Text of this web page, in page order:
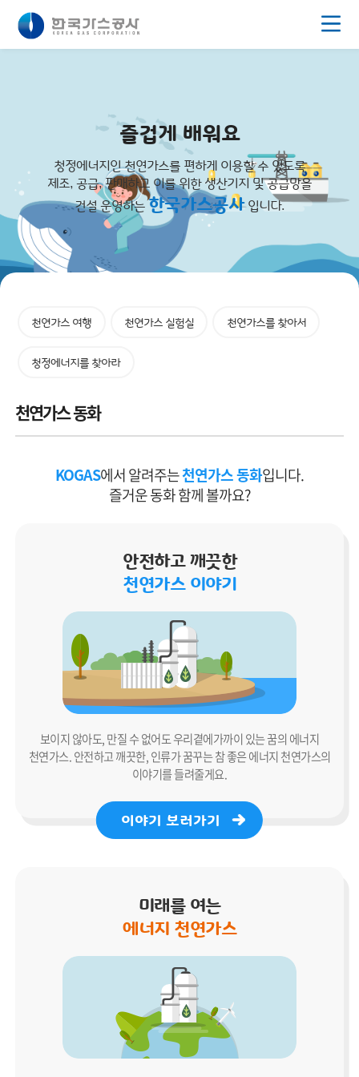
즐겁게 배워요
청정에너지인 천연가스를 편하게 이용할 수 있도록
제조, 공급, 판매하고 이를 위한 생산기지 및 공급망을
건설 운영하는한국가스공사입니다.
천연가스 여행 천연가스 실험실 천연가스를 찾아서
청정에너지를 찾아라
천연가스 동화
KOGAS에서 알려주는천연가스 동화입니다.
즐거운 동화 함께 볼까요?
안전하고 깨끗한
천연가스 이야기
보이지 않아도, 만질 수 없어도 우리곁에가까이 있는 꿈의 에너지
천연가스.안전하고 깨끗한, 인류가 꿈꾸는 참 좋은에너지 천연가스의
이야기를 들려줄게요.
이야기 보러가기
미래를 여는
에너지 천연가스